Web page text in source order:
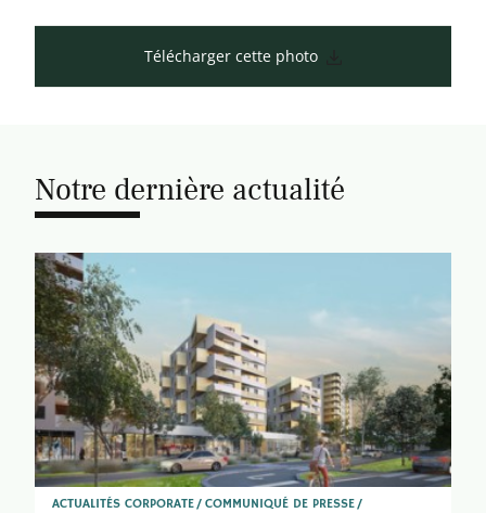
Télécharger cette photo
Notre dernière actualité
ACTUALITÉS CORPORATE
COMMUNIQUÉ DE PRESSE